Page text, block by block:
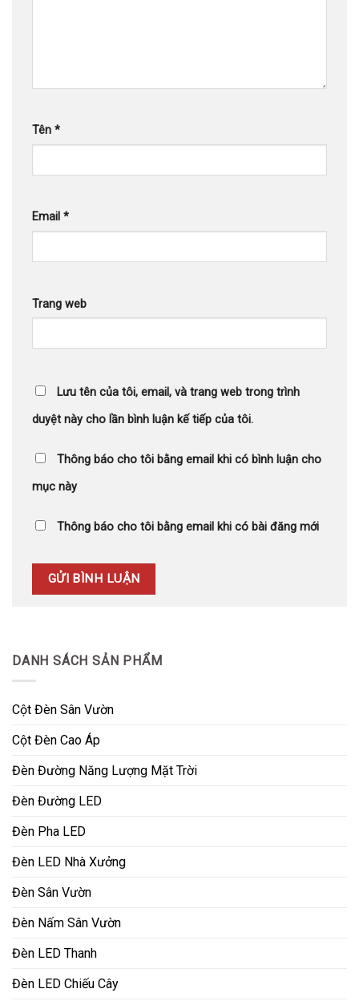
Tên *
Email *
Trang web
Lưu tên của tôi, email, và trang web trong trình
duyệt này cho lần bình luận kế tiếp của tôi.
Thông báo cho tôi bằng email khi có bình luận cho
mục này
Thông báo cho tôi bằng email khi có bài đăng mới
DANH SÁCH SẢN PHẨM
Cột Đèn Sân Vườn
Cột Đèn Cao Áp
Đèn Đường Năng Lượng Mặt Trời
Đèn Đường LED
Đèn Pha LED
Đèn LED Nhà Xưởng
Đèn Sân Vườn
Đèn Nấm Sân Vườn
Đèn LED Thanh
Đèn LED Chiếu Cây